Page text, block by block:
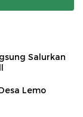
Salurkan
Lemo